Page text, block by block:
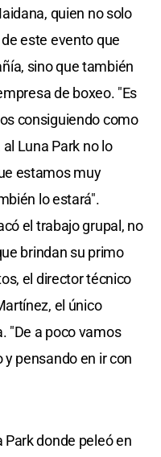
quien no solo
este evento que
sino que también
de boxeo. "Es
consiguiendo como
Luna Park no lo
estamos muy
lo estará".
el trabajo grupal, no
brindan su primo
el director técnico
el único
"De a poco vamos
pensando en ir con
donde peleó en